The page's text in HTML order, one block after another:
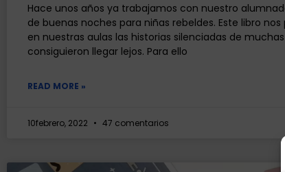
Hace unos años ya trabajamos con nuestro
de buenas noches para niñas rebeldes. Este libro
en nuestras aulas las historias silenciadas de
consiguieron llegar lejos. Para ello
READ MORE »
10febrero, 2022 47 comentarios